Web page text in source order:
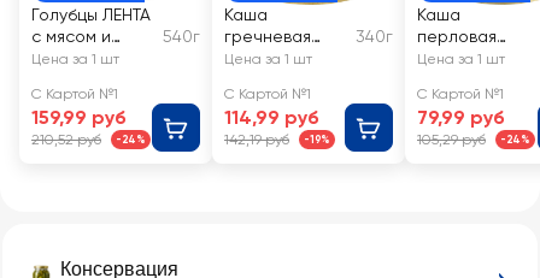
Консервация
Голубцы ЛЕНТА
с мясом и
рисом
540г
Цена за 1 шт
С Картой №1
159,99 руб
210,52 руб -24%
Каша
гречневая
ЛЕНТА с
340г
Цена за 1 шт
С Картой №1
114,99 руб
142,19 руб -19%
Каша
перловая
ЛЕНТА с
Цена за 1 шт
С Картой №1
79,99 руб
105,29 руб -24%